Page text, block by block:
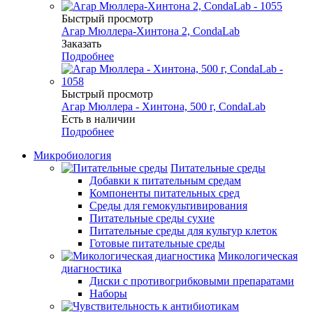
Быстрый просмотр
Агар Мюллера-Хинтона 2, CondaLab
Заказать
Подробнее
Быстрый просмотр
Агар Мюллера - Хинтона, 500 г, CondaLab
Есть в наличии
Подробнее
Микробиология
Питательные среды
Добавки к питательным средам
Компоненты питательных сред
Среды для гемокультивирования
Питательные среды сухие
Питательные среды для культур клеток
Готовые питательные среды
Микологическая
диагностика
Диски с противогрибковыми препаратами
Наборы